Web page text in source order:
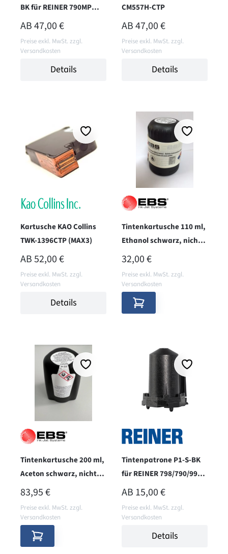
BK für REINER 790MP
und 990 - schwarz
REGULÄRER PREIS:
AB47,00 €
Preise exkl. MwSt. zzgl.
Versandkosten
Details
CM557H-CTP
REGULÄRER PREIS:
AB47,00 €
Preise exkl. MwSt. zzgl.
Versandkosten
Details
Kartusche KAO Collins
TWK-1396CTP (MAX3)
REGULÄRER PREIS:
AB52,00 €
Preise exkl. MwSt. zzgl.
Versandkosten
Details
Tintenkartusche 110 ml,
Ethanol schwarz, nicht
pigmentiert
REGULÄRER PREIS:
32,00 €
Preise exkl. MwSt. zzgl.
Versandkosten
Tintenkartusche 200 ml,
Aceton schwarz, nicht
pigmentiert
REGULÄRER PREIS:
83,95 €
Preise exkl. MwSt. zzgl.
Versandkosten
Tintenpatrone P1-S-BK
für REINER 798/790/990 -
schwarz
REGULÄRER PREIS:
AB 15,00 €
Preise exkl. MwSt. zzgl.
Versandkosten
Details